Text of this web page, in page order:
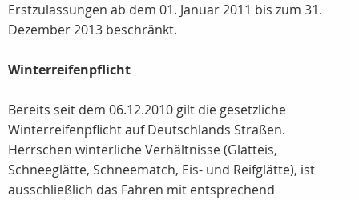
Erstzulassungen ab dem 01. Januar 2011 bis zum 31.
Dezember 2013 beschränkt.
Winterreifenpflicht
Bereits seit dem 06.12.2010 gilt die gesetzliche
Winterreifenpflicht auf Deutschlands Straßen.
Herrschen winterliche Verhältnisse (Glatteis,
Schneeglätte, Schneematch, Eis- und Reifglätte), ist
ausschließlich das Fahren mit entsprechend